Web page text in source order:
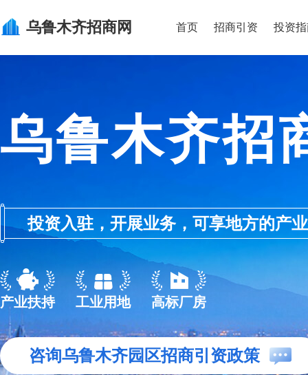
乌鲁木齐招商网 首页 招商引资 投资
乌鲁木齐招
投资入驻，开展业务，可享地方的产
产业扶持 工业用地 高标厂房
咨询乌鲁木齐园区招商引资政策